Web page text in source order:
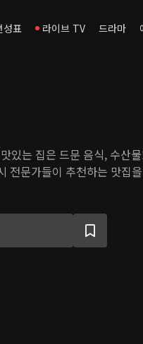
성표 라이브 TV 드라마
있는 집은 드문 음식, 수산
전문가들이 추천하는 맛집